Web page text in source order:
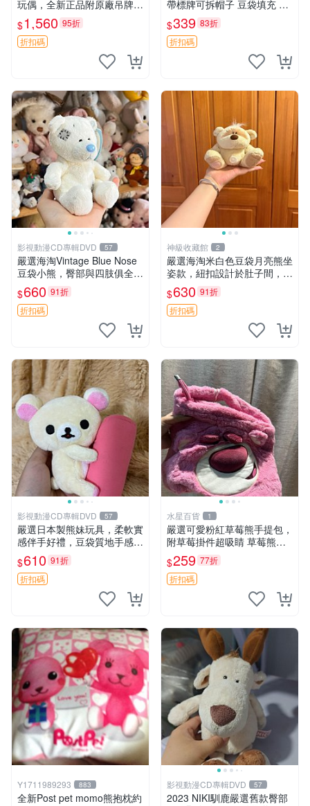
玩偶，全新正品附原廠吊牌與
防塵袋，內藏薰衣草可加熱，
適合各個年齡層，冷暖兩用享
受抱抱樂趣，不容錯過嚴選好
$1,560 95折
折扣碼
帶標牌可拆帽子 豆袋填充 附
實拍 微瑕處理 十足可愛 單只
15.9元 松鼠變裝 棉質豆袋 玩
具熊
$339 83折
折扣碼
影視動漫CD專輯DVD 57
嚴選海淘Vintage Blue Nose
豆袋小熊，臀部與四肢俱全，
坐高11公分，附原盒與吊牌
收藏。藍鼻子小熊，值得擁有
玩具 憶熊
$660 91折
折扣碼
神級收藏館 2
嚴選海淘米白色豆袋月亮熊坐
姿款，紐扣設計於肚子間，觸
感柔軟，實用推薦。主頁60
包 月亮熊 豆袋 細節
$630 91折
折扣碼
影視動漫CD專輯DVD 57
嚴選日本製熊妹玩具，柔軟實
感伴手好禮，豆袋質地手感
佳，抱枕小熊 recom 推薦 白
色豆袋 玩具
$610 91折
折扣碼
水星百貨 1
嚴選可愛粉紅草莓熊手提包，
附草莓掛件超吸睛 草莓熊手
提包 草莓掛件 可愛portunes
e
$259 77折
折扣碼
Y1711989293 883
全新Post pet momo熊抱枕約
影視動漫CD專輯DVD 57
2023 NIKI馴鹿嚴選舊款臀部